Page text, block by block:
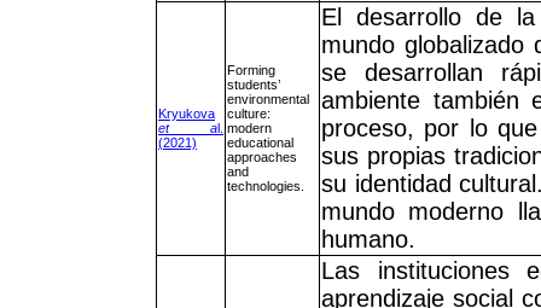
Kryukova
et al.
(2021)
Forming
students’
environmental
culture:
modern
educational
approaches
and
technologies.
El desarrollo de
mundo
se desarrollan
ambiente también
proceso, por lo
sus propias
su identidad
mundo moderno
humano.
Las instituciones
aprendizaje social